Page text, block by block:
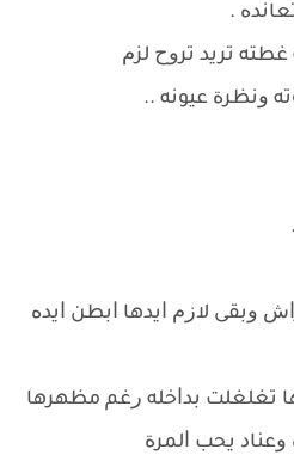
.
ﺗﺮﻳﺪ ﺗﺮﻭﺡ ﻟﺰﻡ
ﻭﻧﻈﺮﺓ ﻋﻴﻮﻧﻪ ..
ﻭﺑﻘﻰ ﻻﺯﻡ ﺍﻳﺪﻫﺎ ﺍﺑﻄﻦ ﺍﻳﺪﻩ
ﺗﻐﻠﻐﻠﺖ ﺑﺪﺍﺧﻠﻪ ﺭﻏﻢ ﻣﻈﻬﺮﻫﺎ
ﻳﺤﺐ ﺍﻟﻤﺮﺓ